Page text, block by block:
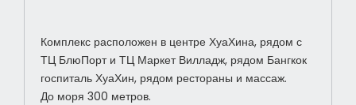
Комплекс расположен в центре ХуаХина, рядом с
ТЦ БлюПорт и ТЦ Маркет Вилладж, рядом Бангкок
госпиталь ХуаХин, рядом рестораны и массаж.
До моря 300 метров.